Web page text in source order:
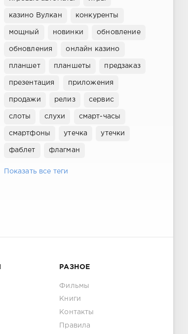
казино Вулкан конкуренты
мощный новинки обновление
обновления онлайн казино
планшет планшеты предзаказ
презентация приложения
продажи релиз сервис
слоты слухи смарт-часы
смартфоны утечка утечки
фаблет флагман
Показать все теги
РАЗНОЕ
Фильмы
Книги
Контакты
Правила